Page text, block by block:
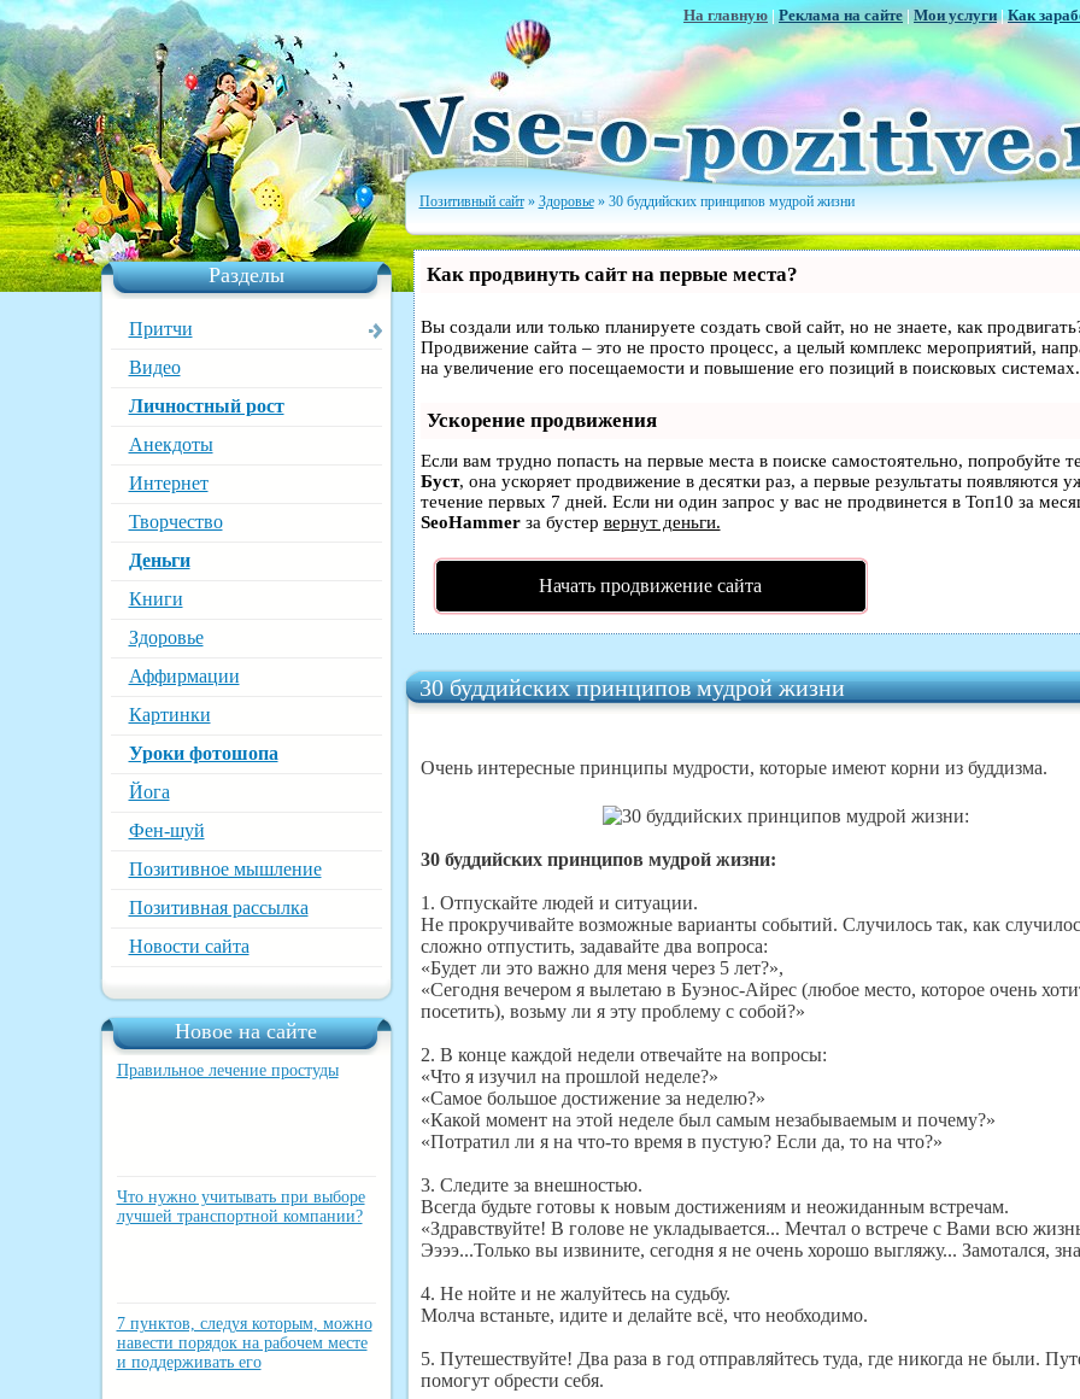
На главную |Реклама на сайте | Мои услуги|Как
Разделы
Притчи
Видео
Личностный рост
Анекдоты
Интернет
Творчество
Деньги
Книги
Здоровье
Аффирмации
Картинки
Уроки фотошопа
Йога
Фен-шуй
Позитивное мышление
Позитивная рассылка
Новости сайта
Новое на сайте
Правильное лечение простуды
Что нужно учитывать при выборе
лучшей транспортной компании?
7 пунктов, следуя которым, можно
навести порядок на рабочем месте
и поддерживать его
Позитивный сайт» Здоровье» 30 буддийских принципов мудрой жизни
Как продвинуть сайт на первые места?
Вы создали или только планируете создать свой сайт, но не знаете, как
Продвижение сайта – это не просто процесс, а целый комплекс мероприятий,
на увеличение его посещаемости и повышение его позиций в поисковых системах.
Ускорение продвижения
Если вам трудно попасть на первые места в поиске самостоятельно, попробуйте
Буст, она ускоряет продвижение в десятки раз, а первые результаты появляются
течение первых 7 дней. Если ни один запрос у вас не продвинется в Топ10 за
SeoHammerза бустер вернут деньги.
Начать продвижение сайта
30 буддийских принципов мудрой жизни
Очень интересные принципы мудрости, которые имеют корни из буддизма.
30 буддийских принципов мудрой жизни:
1. Отпускайте людей и ситуации.
Не прокручивайте возможные варианты событий. Случилось так, как
сложно отпустить, задавайте два вопроса:
«Будет ли это важно для меня через 5 лет?»,
«Сегодня вечером я вылетаю в Буэнос-Айрес (любое место, которое очень
посетить), возьму ли я эту проблему с собой?»
2. В конце каждой недели отвечайте на вопросы:
«Что я изучил на прошлой неделе?»
«Самое большое достижение за неделю?»
«Какой момент на этой неделе был самым незабываемым и почему?»
«Потратил ли я на что-то время в пустую? Если да, то на что?»
3. Следите за внешностью.
Всегда будьте готовы к новым достижениям и неожиданным встречам.
«Здравствуйте! В голове не укладывается... Мечтал о встрече с Вами всю
Ээээ...Только вы извините, сегодня я не очень хорошо выгляжу... Замотался,
4. Не нойте и не жалуйтесь на судьбу.
Молча встаньте, идите и делайте всё, что необходимо.
5. Путешествуйте! Два раза в год отправляйтесь туда, где никогда не были.
помогут обрести себя.